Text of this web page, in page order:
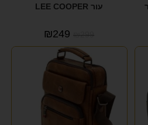
עור LEE COOPER
₪299
₪249